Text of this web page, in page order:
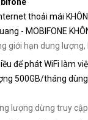
thoải mái
- MOBIFONE
giới hạn dung
để phát WiFi làm
500GB/tháng
lượng dừng truy